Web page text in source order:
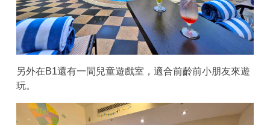
另外在B1還有一間兒童遊戲室，適合前齡前小朋友來遊
玩。